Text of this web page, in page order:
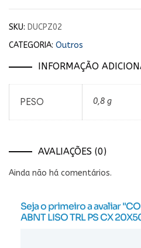
SKU: DUCPZ02
CATEGORIA: Outros
INFORMAÇÃO
PESO 0,8 g
AVALIAÇÕES (0)
Ainda não há comentários.
Seja o primeiro a avaliar
ABNT LISO TRL PS CX